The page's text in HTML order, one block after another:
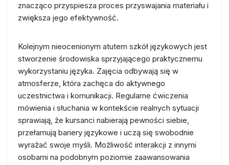
znacząco przyspiesza proces przyswajania materiału i
zwiększa jego efektywność.
Kolejnym nieocenionym atutem szkół językowych jest
stworzenie środowiska sprzyjającego praktycznemu
wykorzystaniu języka. Zajęcia odbywają się w
atmosferze, która zachęca do aktywnego
uczestnictwa i komunikacji. Regularne ćwiczenia
mówienia i słuchania w kontekście realnych sytuacji
sprawiają, że kursanci nabierają pewności siebie,
przełamują bariery językowe i uczą się swobodnie
wyrażać swoje myśli. Możliwość interakcji z innymi
osobami na podobnym poziomie zaawansowania